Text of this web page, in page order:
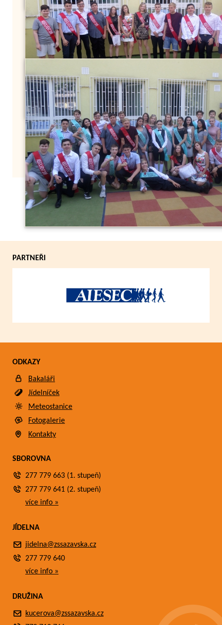
Zpět
PARTNEŘI
ODKAZY
Bakaláři
Jídelníček
Meteostanice
Fotogalerie
Kontakty
SBOROVNA
277 779 663 (1. stupeň)
277 779 641 (2. stupeň)
více info »
JÍDELNA
jidelna@zssazavska.cz
277 779 640
více info »
DRUŽINA
kucerova@zssazavska.cz